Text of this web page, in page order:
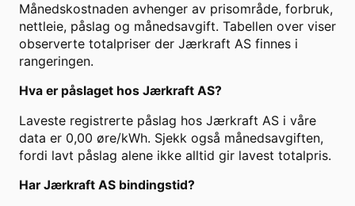
Månedskostnaden avhenger av prisområde, forbruk,
nettleie, påslag og månedsavgift. Tabellen over viser
observerte totalpriser der Jærkraft AS finnes i
rangeringen.
Hva er påslaget hos Jærkraft AS?
Laveste registrerte påslag hos Jærkraft AS i våre
data er 0,00 øre/kWh. Sjekk også månedsavgiften,
fordi lavt påslag alene ikke alltid gir lavest totalpris.
HarJærkraft AS bindingstid?